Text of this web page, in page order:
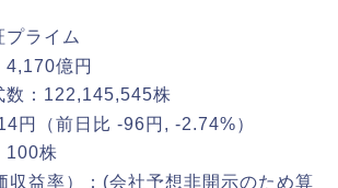
プライム
4,170億円
数：122,145,545株
円（前日比 -96円, -2.74%）
100株
収益率）：(会社予想非開示のため算